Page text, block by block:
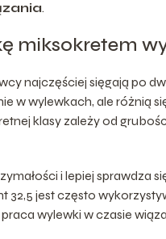
.
miksokretem
najczęściej sięgają po
w wylewkach, ale różnią
klasy zależy od
i lepiej sprawdza
32,5 jest często
wylewki w czasie